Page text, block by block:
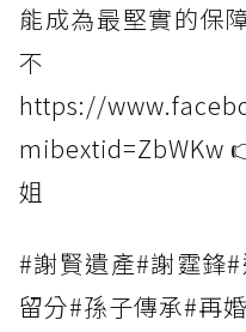
能成為最堅實的保
不
https://
mibextid=ZbWKw
姐
#謝賢遺產#謝霆鋒
留分#孫子傳承#再